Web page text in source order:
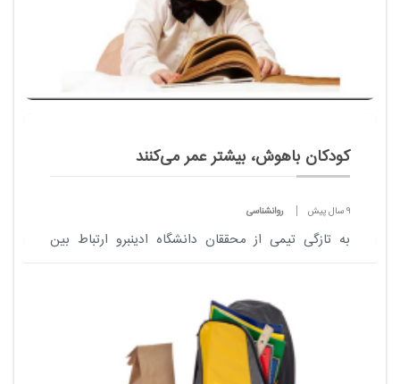
کودکان باهوش‌، بیشتر عمر می‌کنند
9 سال پیش روانشناسی
به تازگی تیمی از محققان دانشگاه ادینبرو ارتباط بین